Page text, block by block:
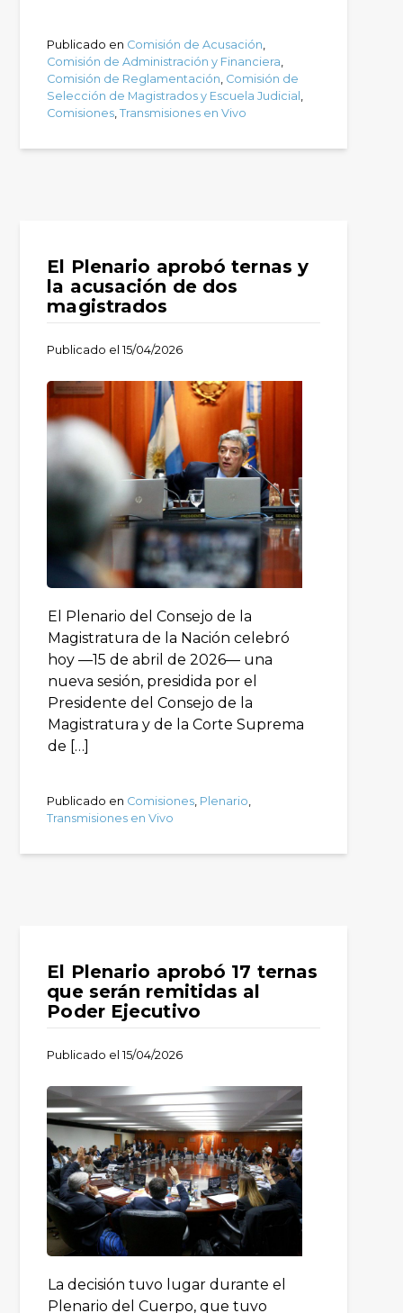
Publicado en Comisión de Acusación,
Comisión de Administración y Financiera,
Comisión de Reglamentación, Comisión de
Selección de Magistrados y Escuela Judicial ,
Comisiones,Transmisiones en Vivo
El Plenario aprobó ternas y
la acusación de dos
magistrados
Publicado el15/04/2026
El Plenario del Consejo de la
Magistratura de la Nación celebró
hoy —15 de abril de 2026— una
nueva sesión, presidida por el
Presidente del Consejo de la
Magistratura y de la Corte Suprema
de […]
Publicado en Comisiones, Plenario,
Transmisiones en Vivo
El Plenario aprobó 17 ternas
que serán remitidas al
Poder Ejecutivo
Publicado el15/04/2026
La decisión tuvo lugar durante el
Plenario del Cuerpo, que tuvo